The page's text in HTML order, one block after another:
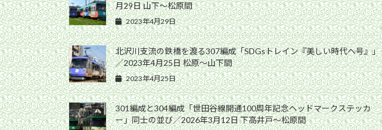
月29日 山下〜松原間
2023年4月29日
北沢川支流の鉄橋を渡る307編成「SDGsトレイン『美しい時代へ号』」
／2023年4月25日 松原〜山下間
2023年4月25日
301編成と304編成「世田谷線開通100周年記念ヘッドマークステッカ
ー」同士の並び／2026年3月12日 下高井戸〜松原間